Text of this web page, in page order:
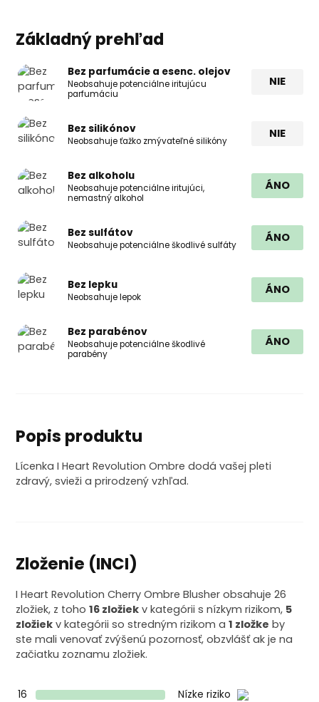
Základný prehľad
Bez parfumácie a esenc. olejov
Neobsahuje potenciálne iritujúcu
parfumáciu
NIE
Bez silikónov
Neobsahuje ťažko zmývateľné silikóny
NIE
Bez alkoholu
Neobsahuje potenciálne iritujúci,
nemastný alkohol
ÁNO
Bez sulfátov
Neobsahuje potenciálne škodlivé sulfáty
ÁNO
Bez lepku
Neobsahuje lepok
ÁNO
Bez parabénov
Neobsahuje potenciálne škodlivé
parabény
ÁNO
Popis produktu
Lícenka I Heart Revolution Ombre dodá vašej pleti
zdravý, svieži a prirodzený vzhľad.
Zloženie (INCI)
I Heart Revolution Cherry Ombre Blusher obsahuje 26
zložiek, z toho16 zložiek v kategórii s nízkym rizikom, 5
zložiek v kategórii so stredným rizikom a1 zložke by
ste mali venovať zvýšenú pozornosť, obzvlášť ak je na
začiatku zoznamu zložiek.
16 Nízke riziko